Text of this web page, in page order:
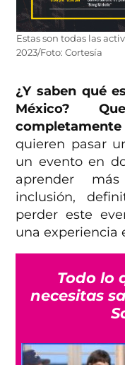
Estas son todas las
2023/Foto: Cortesía
¿Y saben qué
México?
quieren pasar
un evento en
aprender
inclusión,
perder este
una experiencia
Todo lo
necesitas